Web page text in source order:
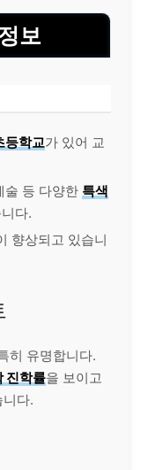
보
등학교가 있어 교
술 등 다양한 특색
다.
향상되고 있습니
히 유명합니다.
진학률을 보이고
다.